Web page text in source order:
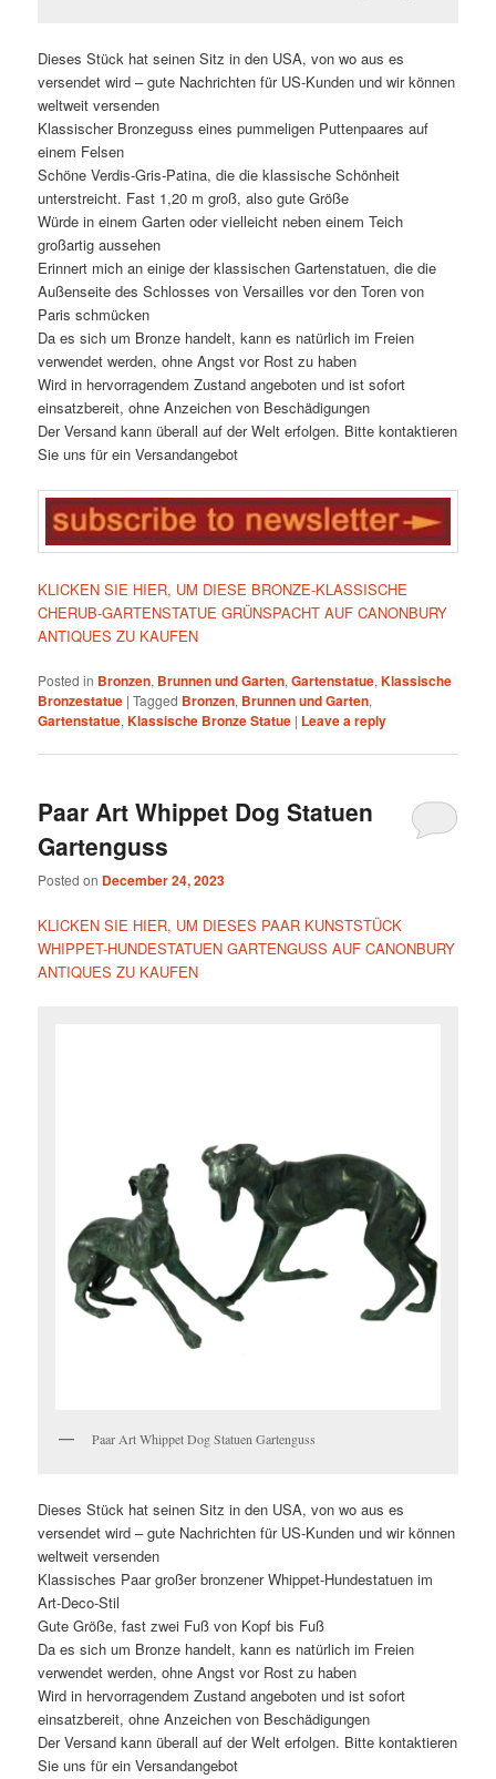
Dieses Stück hat seinen Sitz in den USA, von wo aus es
versendet wird – gute Nachrichten für US-Kunden und wir können
weltweit versenden
Klassischer Bronzeguss eines pummeligen Puttenpaares auf
einem Felsen
Schöne Verdis-Gris-Patina, die die klassische Schönheit
unterstreicht. Fast 1,20 m groß, also gute Größe
Würde in einem Garten oder vielleicht neben einem Teich
großartig aussehen
Erinnert mich an einige der klassischen Gartenstatuen, die die
Außenseite des Schlosses von Versailles vor den Toren von
Paris schmücken
Da es sich um Bronze handelt, kann es natürlich im Freien
verwendet werden, ohne Angst vor Rost zu haben
Wird in hervorragendem Zustand angeboten und ist sofort
einsatzbereit, ohne Anzeichen von Beschädigungen
Der Versand kann überall auf der Welt erfolgen. Bitte kontaktieren
Sie uns für ein Versandangebot
KLICKEN SIE HIER, UM DIESE BRONZE-KLASSISCHE
CHERUB-GARTENSTATUE GRÜNSPACHT AUF CANONBURY
ANTIQUES ZU KAUFEN
Posted in Bronzen, Brunnen und Garten,Gartenstatue,Klassische
Bronzestatue |Tagged Bronzen, Brunnen und Garten,
Gartenstatue,Klassische Bronze Statue | Leave a reply
Paar Art Whippet Dog Statuen
Gartenguss
Posted on December 24, 2023
KLICKEN SIE HIER, UM DIESES PAAR KUNSTSTÜCK
WHIPPET-HUNDESTATUEN GARTENGUSS AUF CANONBURY
ANTIQUES ZU KAUFEN
Paar Art Whippet Dog Statuen Gartenguss
Dieses Stück hat seinen Sitz in den USA, von wo aus es
versendet wird – gute Nachrichten für US-Kunden und wir können
weltweit versenden
Klassisches Paar großer bronzener Whippet-Hundestatuen im
Art-Deco-Stil
Gute Größe, fast zwei Fuß von Kopf bis Fuß
Da es sich um Bronze handelt, kann es natürlich im Freien
verwendet werden, ohne Angst vor Rost zu haben
Wird in hervorragendem Zustand angeboten und ist sofort
einsatzbereit, ohne Anzeichen von Beschädigungen
Der Versand kann überall auf der Welt erfolgen. Bitte kontaktieren
Sie uns für ein Versandangebot